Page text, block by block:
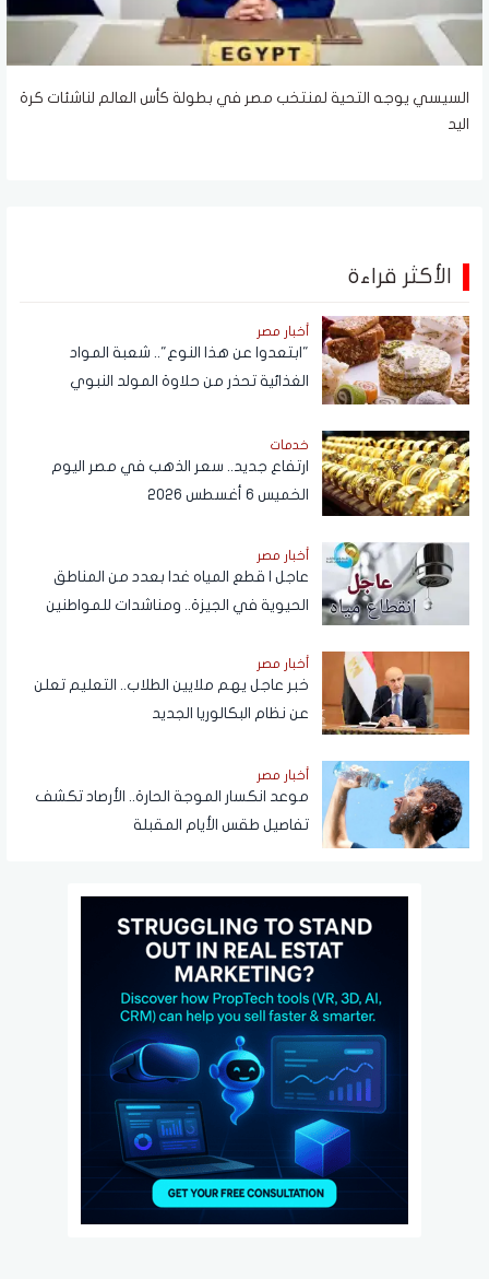
السيسي يوجه التحية لمنتخب مصر في بطولة كأس العالم لناشئات كرة
اليد
الأكثر قراءة
أخبار مصر
"ابتعدوا عن هذا النوع".. شعبة المواد
الغذائية تحذر من حلاوة المولد النبوي
خدمات
ارتفاع جديد.. سعر الذهب في مصر اليوم
الخميس 6 أغسطس 2026
أخبار مصر
عاجل | قطع المياه غدا بعدد من المناطق
الحيوية في الجيزة.. ومناشدات للمواطنين
أخبار مصر
خبر عاجل يهم ملايين الطلاب.. التعليم تعلن
عن نظام البكالوريا الجديد
أخبار مصر
موعد انكسار الموجة الحارة.. الأرصاد تكشف
تفاصيل طقس الأيام المقبلة